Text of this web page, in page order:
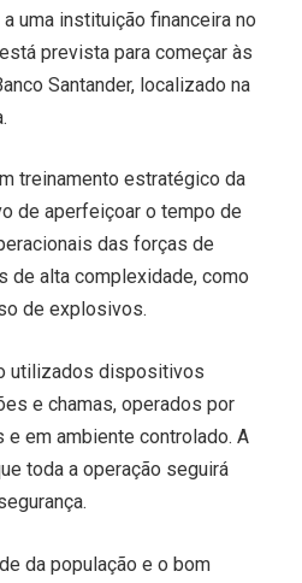
uma instituição financeira no
prevista para começar às
Santander, localizado na
treinamento estratégico da
de aperfeiçoar o tempo de
das forças de
de alta complexidade, como
de explosivos.
utilizados dispositivos
e chamas, operados por
em ambiente controlado. A
toda a operação seguirá
da população e o bom